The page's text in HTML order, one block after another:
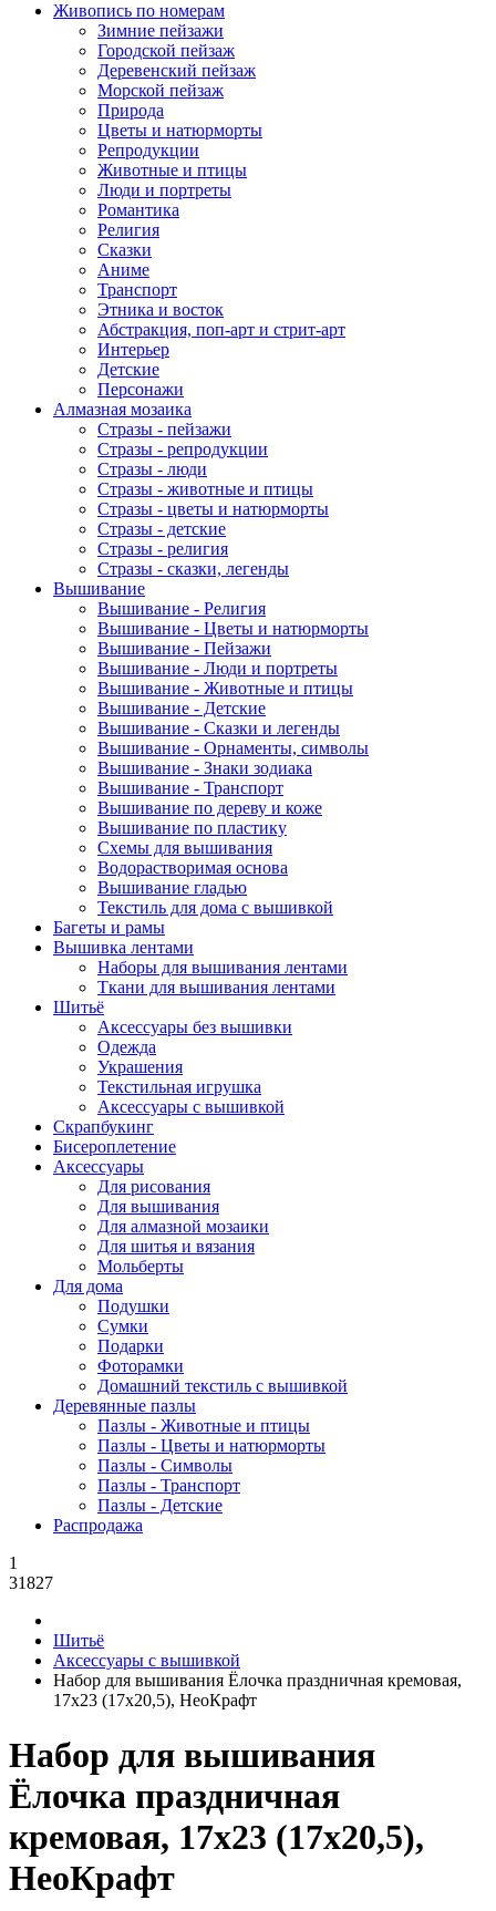
Живопись по номерам
Зимние пейзажи
Городской пейзаж
Деревенский пейзаж
Морской пейзаж
Природа
Цветы и натюрморты
Репродукции
Животные и птицы
Люди и портреты
Романтика
Религия
Сказки
Аниме
Транспорт
Этника и восток
Абстракция, поп-арт и стрит-арт
Интерьер
Детские
Персонажи
Алмазная мозаика
Стразы - пейзажи
Стразы - репродукции
Стразы - люди
Стразы - животные и птицы
Стразы - цветы и натюрморты
Стразы - детские
Стразы - религия
Стразы - сказки, легенды
Вышивание
Вышивание - Религия
Вышивание - Цветы и натюрморты
Вышивание - Пейзажи
Вышивание - Люди и портреты
Вышивание - Животные и птицы
Вышивание - Детские
Вышивание - Сказки и легенды
Вышивание - Орнаменты, символы
Вышивание - Знаки зодиака
Вышивание - Транспорт
Вышивание по дереву и коже
Вышивание по пластику
Схемы для вышивания
Водорастворимая основа
Вышивание гладью
Текстиль для дома с вышивкой
Багеты и рамы
Вышивка лентами
Наборы для вышивания лентами
Ткани для вышивания лентами
Шитьё
Аксессуары без вышивки
Одежда
Украшения
Текстильная игрушка
Аксессуары с вышивкой
Скрапбукинг
Бисероплетение
Аксессуары
Для рисования
Для вышивания
Для алмазной мозаики
Для шитья и вязания
Мольберты
Для дома
Подушки
Сумки
Подарки
Фоторамки
Домашний текстиль с вышивкой
Деревянные пазлы
Пазлы - Животные и птицы
Пазлы - Цветы и натюрморты
Пазлы - Символы
Пазлы - Транспорт
Пазлы - Детские
Распродажа
1
31827
Шитьё
Аксессуары с вышивкой
Набор для вышивания Ёлочка праздничная кремовая,
17x23 (17x20,5), НеоКрафт
Набор для вышивания
Ёлочка праздничная
кремовая, 17x23 (17x20,5),
НеоКрафт